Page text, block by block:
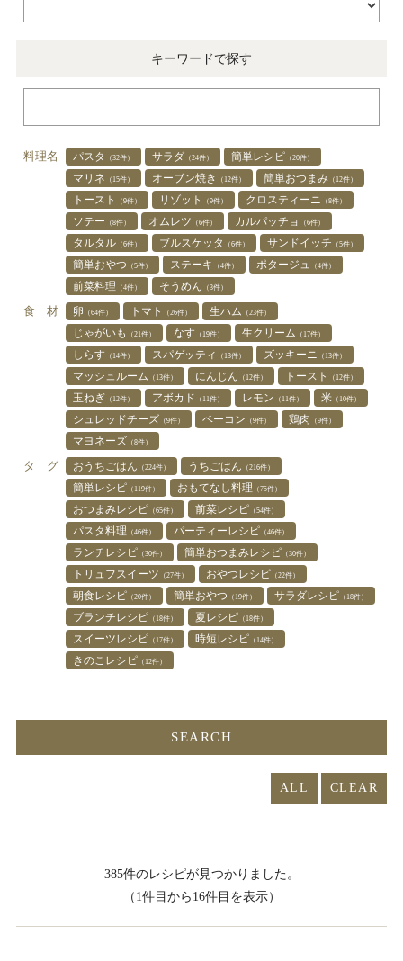
キーワードで探す
料理名 パスタ （32件） サラダ （24件） 簡単レシピ （20件）
マリネ （15件） オーブン焼き （12件） 簡単おつまみ （12件）
トースト （9件） リゾット （9件） クロスティーニ （8件）
ソテー （8件） オムレツ （6件） カルパッチョ （6件）
タルタル （6件） ブルスケッタ （6件） サンドイッチ （5件）
簡単おやつ （5件） ステーキ （4件） ポタージュ （4件）
前菜料理 （4件） そうめん （3件）
食 材 卵 （64件） トマト （26件） 生ハム （23件）
じゃがいも （21件） なす （19件） 生クリーム （17件）
しらす （14件） スパゲッティ （13件） ズッキーニ （13件）
マッシュルーム （13件） にんじん （12件） トースト （12件）
玉ねぎ （12件） アボカド （11件） レモン （11件） 米 （10件）
シュレッドチーズ （9件） ベーコン （9件） 鶏肉 （9件）
マヨネーズ （8件）
タ グ おうちごはん （224件） うちごはん （216件）
簡単レシピ （119件） おもてなし料理 （75件）
おつまみレシピ （65件） 前菜レシピ （54件）
パスタ料理 （46件） パーティーレシピ （46件）
ランチレシピ （30件） 簡単おつまみレシピ （30件）
トリュフスイーツ （27件） おやつレシピ （22件）
朝食レシピ （20件） 簡単おやつ （19件） サラダレシピ （18件）
ブランチレシピ （18件） 夏レシピ （18件）
スイーツレシピ （17件） 時短レシピ （14件）
きのこレシピ （12件）
ALL
385件のレシピが見つかりました。
（1件目から16件目を表示）